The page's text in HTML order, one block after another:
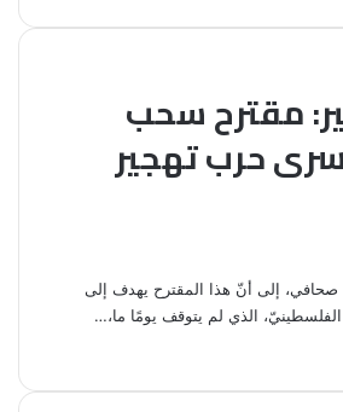
مقترح سحب
حرب تهجير
صحافي، إلى أنّ هذا المقترح يهدف إلى
الفلسطينيّ، الذي لم يتوقف يومًا ما،…